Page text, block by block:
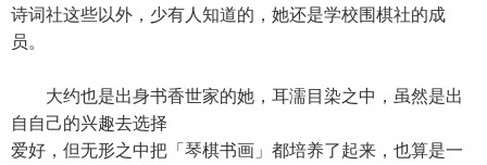
诗词社这些以外，少有人知道的，她还是学校围棋社的成
员。
大约也是出身书香世家的她，耳濡目染之中，虽然是出
自自己的兴趣去选择
爱好，但无形之中把「琴棋书画」都培养了起来，也算是一